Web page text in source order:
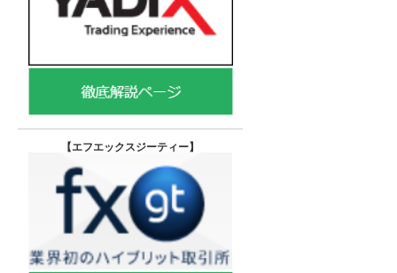
【エフエックスジーティー】